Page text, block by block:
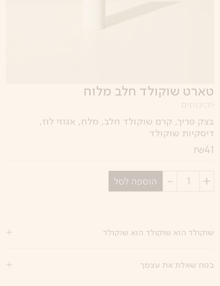
טארט שוקולד חלב מלוח
בצק פריך, קרם שוקולד חלב, מלח, אגוזי לוז,
דיסקיות שוקולד
41
₪
בחר
הוספה לסל
שוקולד הוא שוקולד הוא שוקולד
בטח שאלת את עצמך